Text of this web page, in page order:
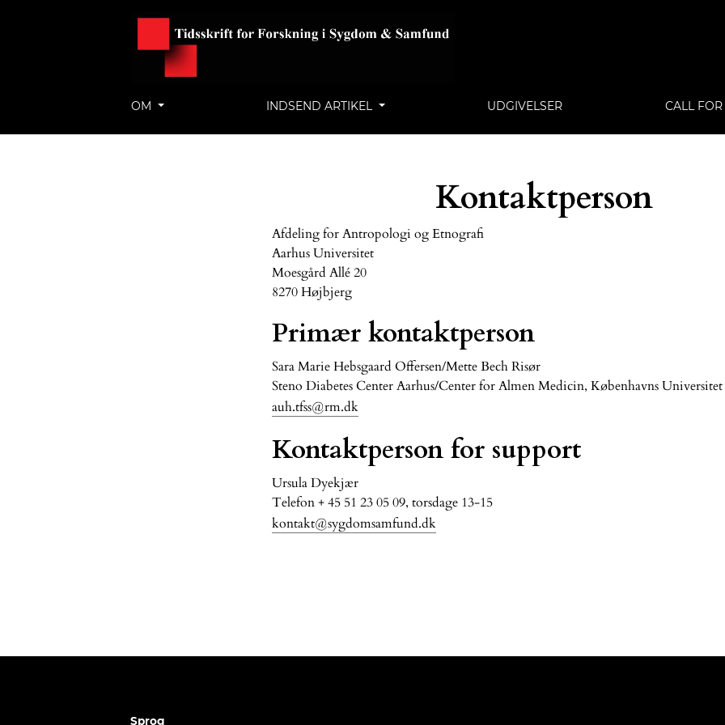
OM INDSEND ARTIKEL UDGIVELSER CALL FOR
Kontaktperson
Afdeling for Antropologi og Etnografi
Aarhus Universitet
Moesgård Allé 20
8270 Højbjerg
Primær kontaktperson
Sara Marie Hebsgaard Offersen/Mette Bech Risør
Steno Diabetes Center Aarhus/Center for Almen Medicin, Københavns Universitet
auh.tfss@rm.dk
Kontaktperson for support
Ursula Dyekjær
Telefon+ 45 51 23 05 09, torsdage 13-15
kontakt@sygdomsamfund.dk
Sprog